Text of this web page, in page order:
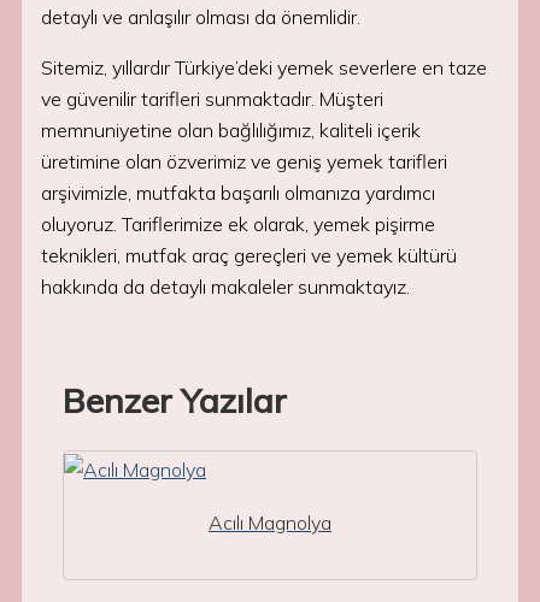
detaylı ve anlaşılır olması da önemlidir.
Sitemiz, yıllardır Türkiye’deki yemek severlere en taze
ve güvenilir tarifleri sunmaktadır. Müşteri
memnuniyetine olan bağlılığımız, kaliteli içerik
üretimine olan özverimiz ve geniş yemek tarifleri
arşivimizle, mutfakta başarılı olmanıza yardımcı
oluyoruz. Tariflerimize ek olarak, yemek pişirme
teknikleri, mutfak araç gereçleri ve yemek kültürü
hakkında da detaylı makaleler sunmaktayız.
Benzer Yazılar
Acılı Magnolya